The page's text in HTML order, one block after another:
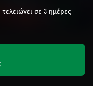
σε 3 ημέρες